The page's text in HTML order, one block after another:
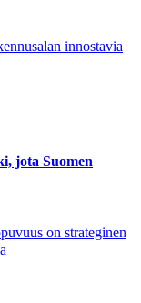
innostavia
jota Suomen
on strateginen